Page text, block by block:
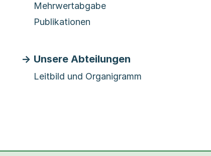
Mehrwertabgabe
Publikationen
Unsere Abteilungen
Leitbild und Organigramm